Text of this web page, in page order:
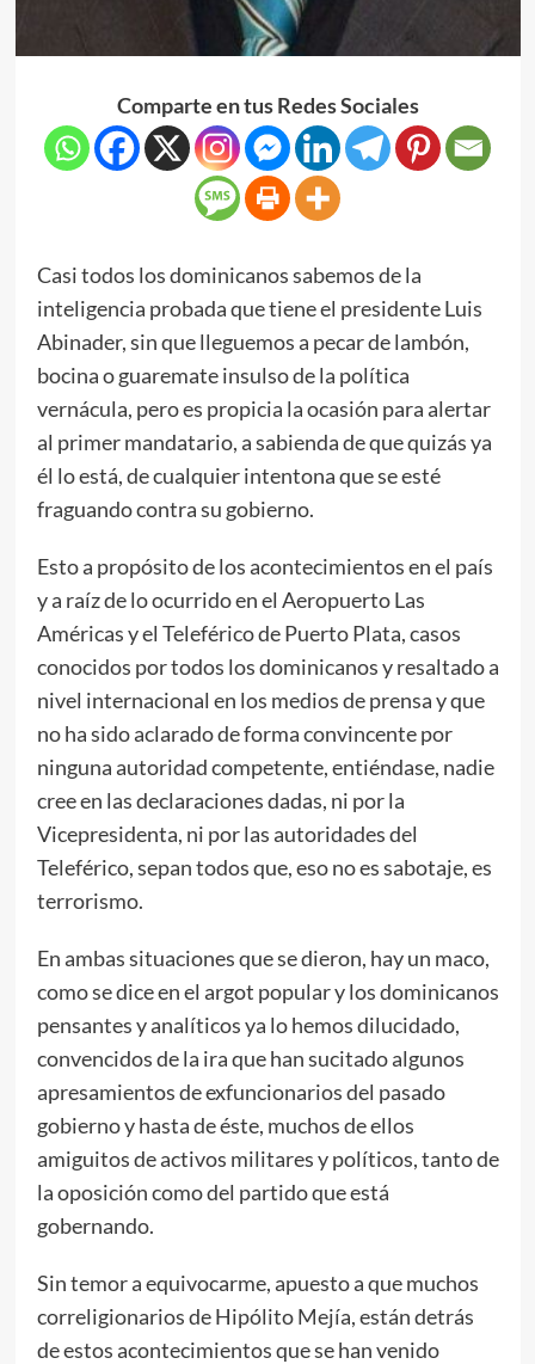
Comparte en tus Redes Sociales
​Casi todos los dominicanos sabemos de la
inteligencia probada que tiene el presidente Luis
Abinader, sin que lleguemos a pecar de lambón,
bocina o guaremate insulso de la política
vernácula, pero es propicia la ocasión para alertar
al primer mandatario, a sabienda de que quizás ya
él lo está, de cualquier intentona que se esté
fraguando contra su gobierno.
Esto a propósito de los acontecimientos en el país
y a raíz de lo ocurrido en el Aeropuerto Las
Américas y el Teleférico de Puerto Plata, casos
conocidos por todos los dominicanos y resaltado a
nivel internacional en los medios de prensa y que
no ha sido aclarado de forma convincente por
ninguna autoridad competente, entiéndase, nadie
cree en las declaraciones dadas, ni por la
Vicepresidenta, ni por las autoridades del
Teleférico, sepan todos que, eso no es sabotaje, es
terrorismo.
En ambas situaciones que se dieron, hay un maco,
como se dice en el argot popular y los dominicanos
pensantes y analíticos ya lo hemos dilucidado,
convencidos de la ira que han sucitado algunos
apresamientos de exfuncionarios del pasado
gobierno y hasta de éste, muchos de ellos
amiguitos de activos militares y políticos, tanto de
la oposición como del partido que está
gobernando.
Sin temor a equivocarme, apuesto a que muchos
correligionarios de Hipólito Mejía, están detrás
de estos acontecimientos que se han venido